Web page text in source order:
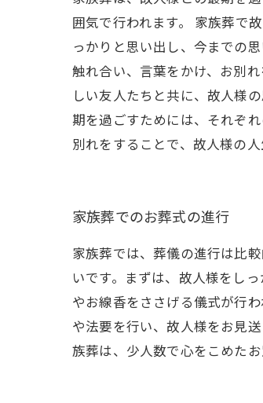
囲気で行われます。 家族葬で
っかりと思い出し、今までの
触れ合い、言葉をかけ、お別
しい友人たちと共に、故人様
期を過ごすためには、それぞ
別れをすることで、故人様の
家族葬でのお葬式の進行
家族葬では、葬儀の進行は比
いです。まずは、故人様をし
やお線香をささげる儀式が行
や法要を行い、故人様をお見
族葬は、少人数で心をこめた